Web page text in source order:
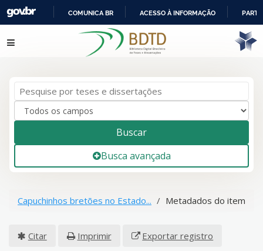
IR
PARA
COMUNICA BR ACESSO À INFORMAÇÃO
Pular para o conteúdo
Buscar
Busca avançada
Capuchinhos bretões no Estado... Metadados do item
Citar Imprimir Exportar registro